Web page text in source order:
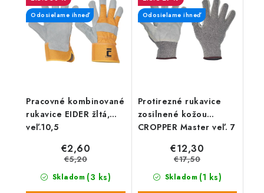
Pracovné kombinované
rukavice EIDER žltá,
veľ.10,5
Odosielame ihneď
Skladom (3 ks)
€2,60
€5,20
Protirezné rukavice
zosilnené kožou
CROPPER Master veľ. 7
Odosielame ihneď
Skladom (1 ks)
€12,30
€17,50